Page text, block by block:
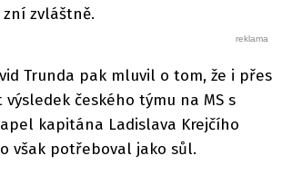
zvláštně.
Trunda pak mluvil o tom, že i přes
českého týmu na MS s
kapitána Ladislava Krejčího
však potřeboval jako sůl.